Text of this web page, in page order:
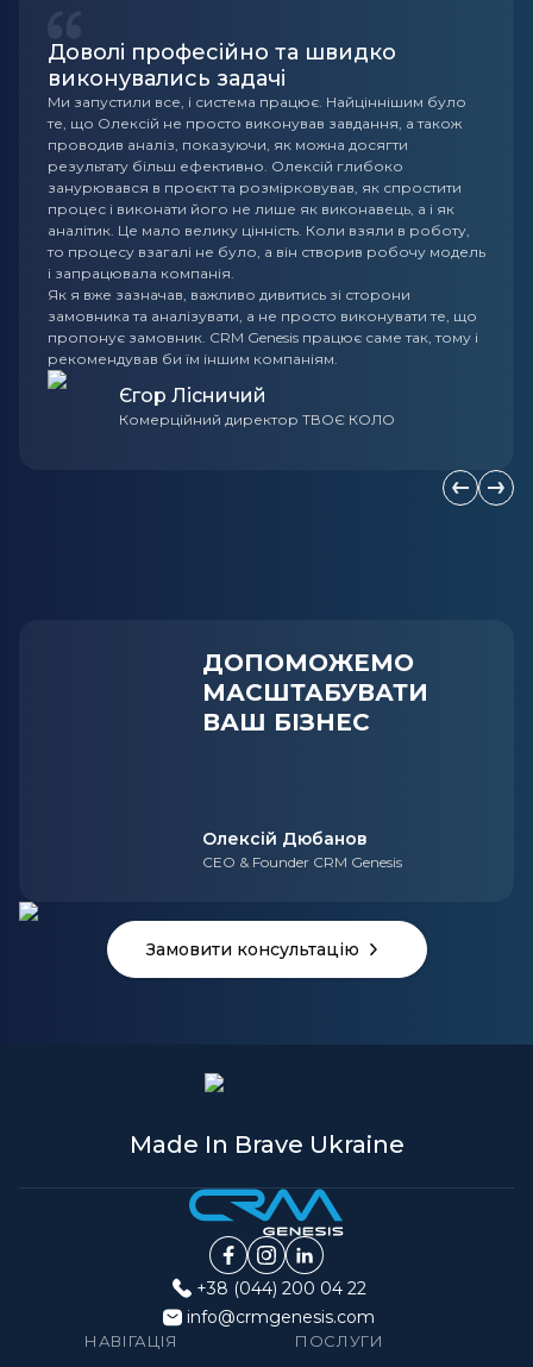
Доволі професійно та швидко
виконувались задачі
Ми запустили все, і система працює. Найціннішим було
те, що Олексій не просто виконував завдання, а також
проводив аналіз, показуючи, як можна досягти
результату більш ефективно. Олексій глибоко
занурювався в проєкт та розмірковував, як спростити
процес і виконати його не лише як виконавець, а і як
аналітик. Це мало велику цінність. Коли взяли в роботу,
то процесу взагалі не було, а він створив робочу модель
і запрацювала компанія.
Як я вже зазначав, важливо дивитись зі сторони
замовника та аналізувати, а не просто виконувати те, що
пропонує замовник. CRM Genesis працює саме так, тому і
рекомендував би їм іншим компаніям.
Єгор Лісничий
Комерційний директор ТВОЄ КОЛО
ДОПОМОЖЕМО
МАСШТАБУВАТИ
ВАШ БІЗНЕС
Олексій Дюбанов
CEO & Founder CRM Genesis
Замовити консультацію
Made In Brave Ukraine
+38 (044) 200 04 22
info@crmgenesis.com
НАВІГАЦІЯ ПОСЛУГИ